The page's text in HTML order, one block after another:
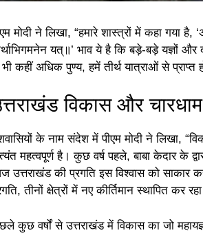
मोदी ने लिखा, “हमारे शास्त्रों में कहा गया है,
यत्॥’ भाव ये है कि बड़े-बड़े यज्ञों
कहीं अधिक पुण्य, हमें तीर्थ यात्राओं से प्राप्त
विकास और
के नाम संदेश में पीएम मोदी ने लिखा,
महत्वपूर्ण है। कुछ वर्ष पहले, बाबा केदार के
उत्तराखंड की प्रगति इस विश्वास को साकार
तीनों क्षेत्रों में नए कीर्तिमान स्थापित कर
कुछ वर्षों से उत्तराखंड में विकास का जो